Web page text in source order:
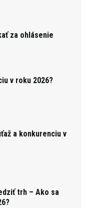
za ohlásenie
v roku 2026?
a konkurenciu v
trh – Ako sa